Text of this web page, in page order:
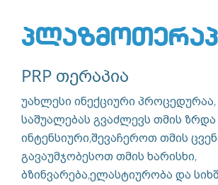
ᲡᲐᲔᲠᲗᲐᲨᲝᲠᲘᲡᲝ
PRP თერაპია
უახლესი ინექციური
საშუალებას გვაძლევს თმის
ინტენსიური,შევაჩეროთ თმის
გავაუმჯობესოთ თმის ხარისხი,
ბზინვარება,ელასტიურობა და